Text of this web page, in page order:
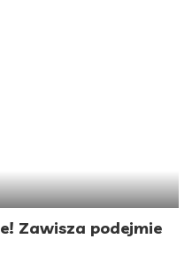
Zawisza podejmie